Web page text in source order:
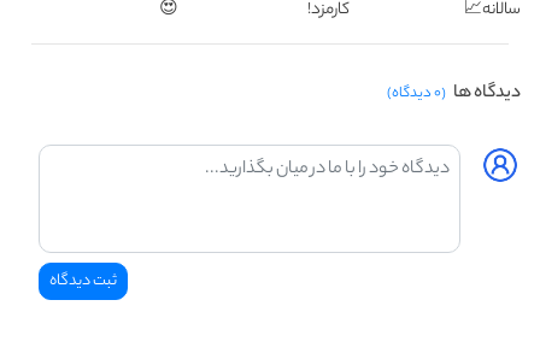
سالانه📈
کارمزد!
😍
دیدگاه ها (۰ دیدگاه)